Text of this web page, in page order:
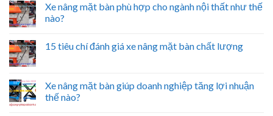
Xe nâng mặt bàn phù hợp cho ngành nội thất như thế
nào?
15 tiêu chí đánh giá xe nâng mặt bàn chất lượng
Xe nâng mặt bàn giúp doanh nghiệp tăng lợi nhuận
thế nào?